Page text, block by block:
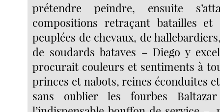
prétendre peindre, ensuite
compositions retraçant batailles et
peuplées de chevaux, de
de soudards bataves – Diego y
procurait couleurs et sentiments à
princes et nabots, reines éconduites
sans oublier les fourbes